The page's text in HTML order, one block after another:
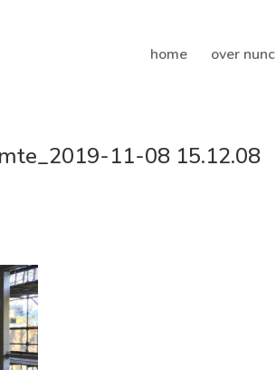
home over nunc
11-08 15.12.08